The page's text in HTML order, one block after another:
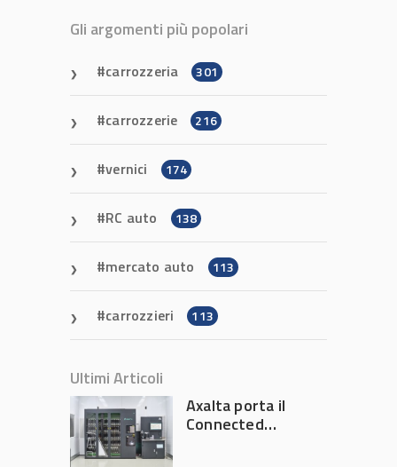
Gli argomenti più popolari
carrozzeria 301
carrozzerie 216
vernici 174
RC auto 138
mercato auto 113
carrozzieri 113
Ultimi Articoli
Axalta porta il
Connected